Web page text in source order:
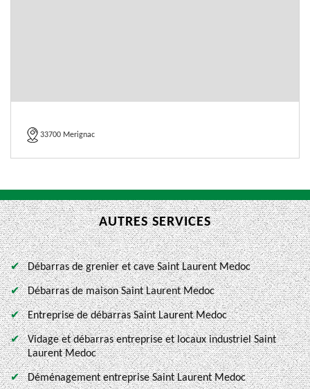
33700 Merignac
AUTRES SERVICES
Débarras de grenier et cave Saint Laurent Medoc
Débarras de maison Saint Laurent Medoc
Entreprise de débarras Saint Laurent Medoc
Vidage et débarras entreprise et locaux industriel Saint
Laurent Medoc
Déménagement entreprise Saint Laurent Medoc